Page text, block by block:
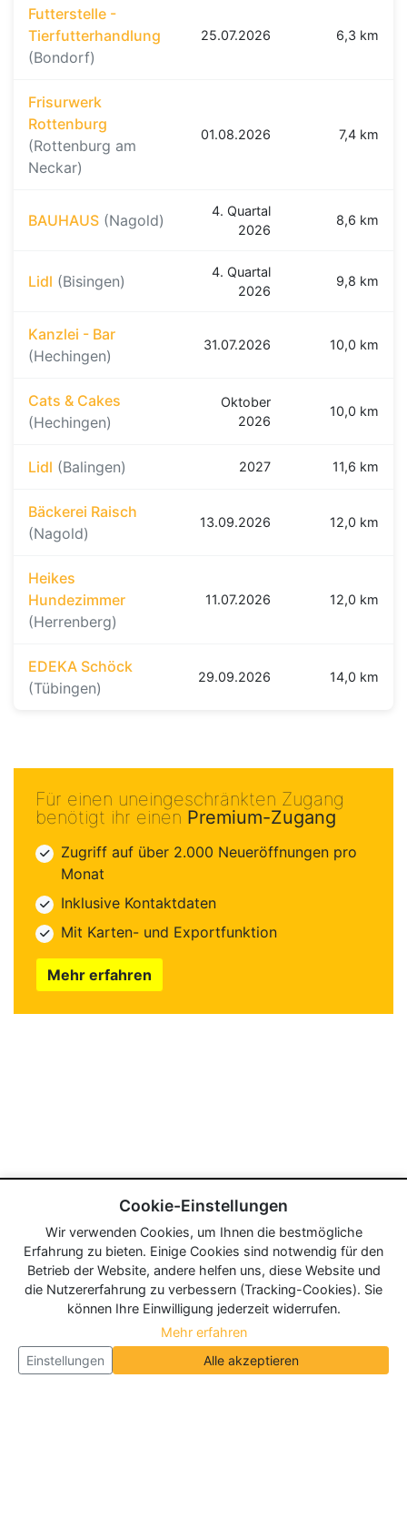
Futterstelle -
Tierfutterhandlung
(Bondorf)
25.07.2026 6,3 km
Frisurwerk
Rottenburg
(Rottenburg am
Neckar)
01.08.2026 7,4 km
BAUHAUS (Nagold)
4. Quartal
2026
8,6 km
Lidl (Bisingen)
4. Quartal
2026
9,8 km
Kanzlei - Bar
(Hechingen)
31.07.2026 10,0 km
Cats & Cakes
(Hechingen)
Oktober
2026
10,0 km
Lidl (Balingen) 2027 11,6 km
Bäckerei Raisch
(Nagold)
13.09.2026 12,0 km
Heikes
Hundezimmer
(Herrenberg)
11.07.2026 12,0 km
EDEKA Schöck
(Tübingen)
29.09.2026 14,0 km
Für einen uneingeschränkten Zugang
benötigt ihr einen Premium-Zugang
Zugriff auf über 2.000 Neueröffnungen pro
Monat
Inklusive Kontaktdaten
Mit Karten- und Exportfunktion
Mehr erfahren
Cookie-Einstellungen
Wir verwenden Cookies, um Ihnen die bestmögliche
Erfahrung zu bieten. Einige Cookies sind notwendig für den
Betrieb der Website, andere helfen uns, diese Website und
die Nutzererfahrung zu verbessern (Tracking-Cookies). Sie
können Ihre Einwilligung jederzeit widerrufen.
Mehr erfahren
Einstellungen
Alle akzeptieren